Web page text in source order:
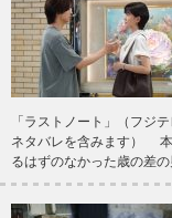
「ラストノート」（フジ
ネタバレを含みます） 本
るはずのなかった歳の差